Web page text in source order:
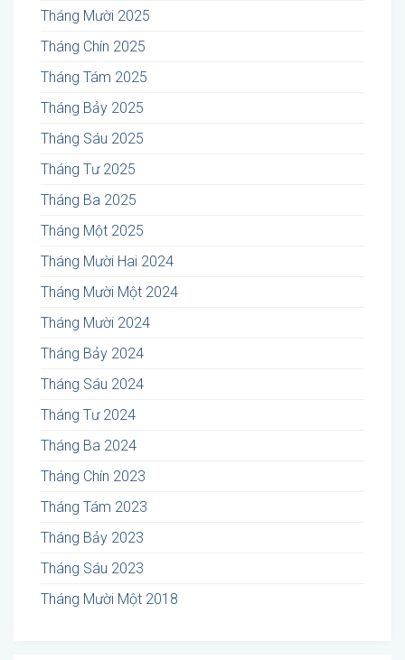
Tháng Mười 2025
Tháng Chín 2025
Tháng Tám 2025
Tháng Bảy 2025
Tháng Sáu 2025
Tháng Tư 2025
Tháng Ba 2025
Tháng Một 2025
Tháng Mười Hai 2024
Tháng Mười Một 2024
Tháng Mười 2024
Tháng Bảy 2024
Tháng Sáu 2024
Tháng Tư 2024
Tháng Ba 2024
Tháng Chín 2023
Tháng Tám 2023
Tháng Bảy 2023
Tháng Sáu 2023
Tháng Mười Một 2018